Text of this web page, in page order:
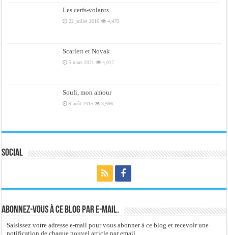
Les cerfs-volants
22 juillet 2016 4,470
Scarlett et Novak
5 mars 2021 4,017
Soufi, mon amour
9 août 2015 3,696
Social
Abonnez-vous à ce blog par e-mail.
Saisissez votre adresse e-mail pour vous abonner à ce blog et recevoir une
notification de chaque nouvel article par email.